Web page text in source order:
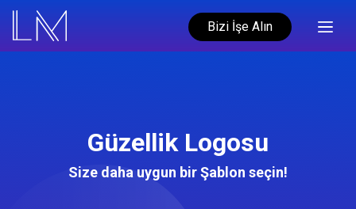
Bizi İşe Alın
Güzellik Logosu
Size daha uygun bir Şablon seçin!